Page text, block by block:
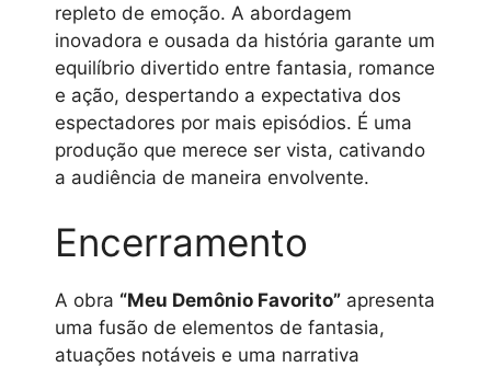
repleto de emoção. A abordagem
inovadora e ousada da história garante um
equilíbrio divertido entre fantasia, romance
e ação, despertando a expectativa dos
espectadores por mais episódios. É uma
produção que merece ser vista, cativando
a audiência de maneira envolvente.
Encerramento
A obra “Meu Demônio Favorito” apresenta
uma fusão de elementos de fantasia,
atuações notáveis e uma narrativa